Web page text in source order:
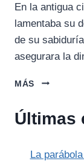
En la antigua
lamentaba su
de su
asegurara la
MÁS
ETANA:
QUE
Últimas
La